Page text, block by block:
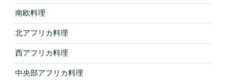
南欧料理
北アフリカ料理
西アフリカ料理
中央部アフリカ料理